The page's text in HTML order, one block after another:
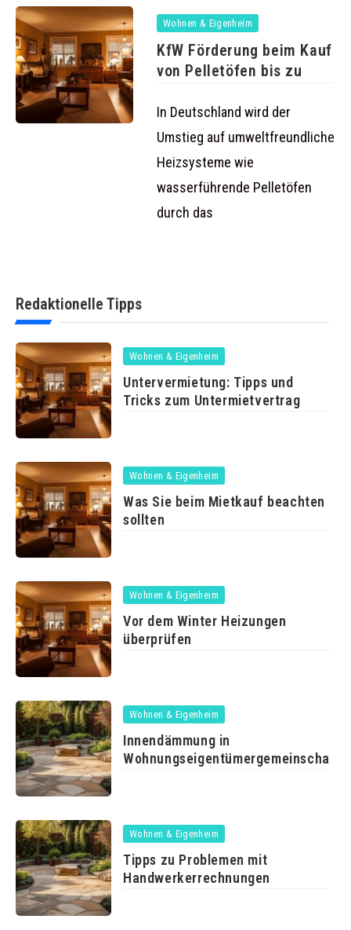
Wohnen & Eigenheim
KfW Förderung beim Kauf
von Pelletöfen bis zu
In Deutschland wird der
Umstieg auf umweltfreundliche
Heizsysteme wie
wasserführende Pelletöfen
durch das
Redaktionelle Tipps
Wohnen & Eigenheim
Untervermietung: Tipps und
Tricks zum Untermietvertrag
Wohnen & Eigenheim
Was Sie beim Mietkauf beachten
sollten
Wohnen & Eigenheim
Vor dem Winter Heizungen
überprüfen
Wohnen & Eigenheim
Innendämmung in
Wohnen & Eigenheim
Tipps zu Problemen mit
Handwerkerrechnungen